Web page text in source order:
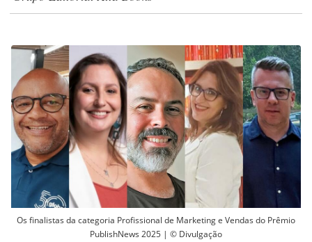
Os finalistas da categoria Profissional de Marketing e Vendas do Prêmio
PublishNews 2025 | © Divulgação